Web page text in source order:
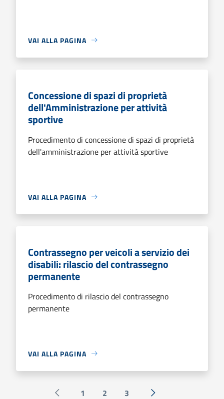
VAI ALLA PAGINA
Concessione di spazi di proprietà
dell'Amministrazione per attività
sportive
Procedimento di concessione di spazi di proprietà
dell'amministrazione per attività sportive
VAI ALLA PAGINA
Contrassegno per veicoli a servizio dei
disabili: rilascio del contrassegno
permanente
Procedimento di rilascio del contrassegno
permanente
VAI ALLA PAGINA
1 2 3